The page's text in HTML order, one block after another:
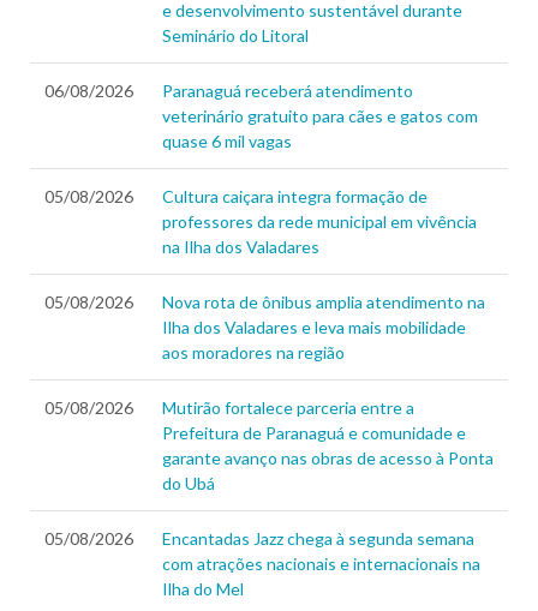
e desenvolvimento sustentável durante
Seminário do Litoral
06/08/2026
Paranaguá receberá atendimento
veterinário gratuito para cães e gatos com
quase 6 mil vagas
05/08/2026
Cultura caiçara integra formação de
professores da rede municipal em vivência
na Ilha dos Valadares
05/08/2026
Nova rota de ônibus amplia atendimento na
Ilha dos Valadares e leva mais mobilidade
aos moradores na região
05/08/2026
Mutirão fortalece parceria entre a
Prefeitura de Paranaguá e comunidade e
garante avanço nas obras de acesso à Ponta
do Ubá
05/08/2026
Encantadas Jazz chega à segunda semana
com atrações nacionais e internacionais na
Ilha do Mel